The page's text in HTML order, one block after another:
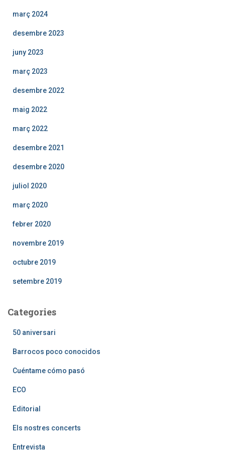
març 2024
desembre 2023
juny 2023
març 2023
desembre 2022
maig 2022
març 2022
desembre 2021
desembre 2020
juliol 2020
març 2020
febrer 2020
novembre 2019
octubre 2019
setembre 2019
Categories
50 aniversari
Barrocos poco conocidos
Cuéntame cómo pasó
ECO
Editorial
Els nostres concerts
Entrevista